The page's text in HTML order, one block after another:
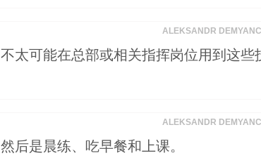
ALEKSANDR
太可能在总部或相关指挥岗位用到这些
ALEKSANDR
后是晨练、吃早餐和上课。